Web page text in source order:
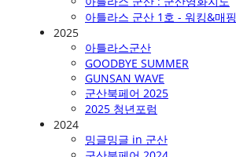
아틀라스 군산 1호 - 워킹&매핑
2025
아틀라스군산
GOODBYE SUMMER
GUNSAN WAVE
군산북페어 2025
2025 청년포럼
2024
밍글밍글 in 군산